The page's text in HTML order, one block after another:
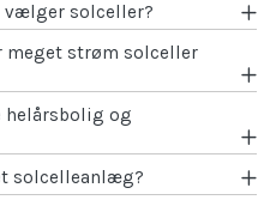
vælger solceller?
meget strøm solceller
helårsbolig og
solcelleanlæg?